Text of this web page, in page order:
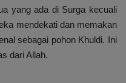
yang ada di Surga kecuali
mendekati dan memakan
sebagai pohon Khuldi. Ini
dari Allah.